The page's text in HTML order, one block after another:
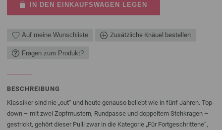
IN DEN EINKAUFSWAGEN LEGEN
Auf meine Wunschliste Zusätzliche Knäuel bestellen
Fragen zum Produkt?
BESCHREIBUNG
Klassiker sind nie „out“ und heute genauso beliebt wie in fünf Jahren. Top-
down – mit zwei Zopfmustern, Rundpasse und doppeltem Stehkragen –
gestrickt, gehört dieser Pulli zwar in die Kategorie „Für Fortgeschrittene“,